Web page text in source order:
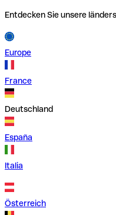
Entdecken Sie unsere
Europe
France
Deutschland
España
Italia
Österreich